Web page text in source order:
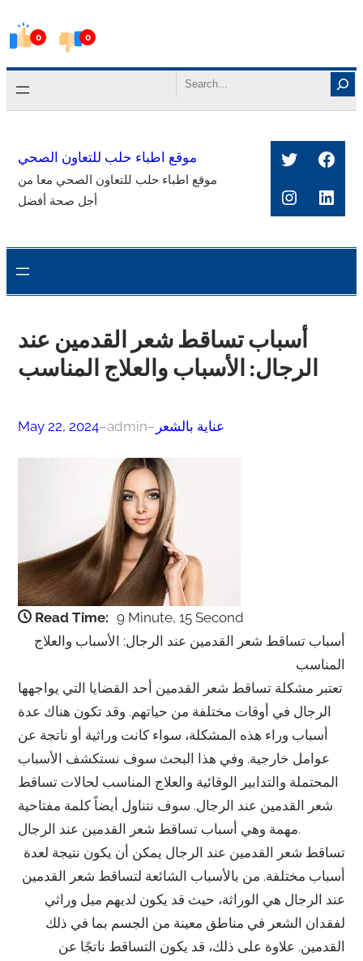
0 0
content
Search
موقع اطباء حلب للتعاون الصحي
موقع اطباء حلب للتعاون الصحي معا من
أجل صحة أفضل
Twitter
أسباب تساقط شعر القدمين عند
الرجال: الأسباب والعلاج المناسب
May 22, 2024–admin– عناية بالشعر
Read Time: 9 Minute, 15 Second
أسباب تساقط شعر القدمين عند الرجال: الأسباب والعلاج
المناسب
تعتبر مشكلة تساقط شعر القدمين أحد القضايا التي يواجهها
الرجال في أوقات مختلفة من حياتهم. وقد تكون هناك عدة
أسباب وراء هذه المشكلة، سواء كانت وراثية أو ناتجة عن
عوامل خارجية. وفي هذا البحث سوف نستكشف الأسباب
المحتملة والتدابير الوقائية والعلاج المناسب لحالات تساقط
شعر القدمين عند الرجال. سوف نتناول أيضاً كلمة مفتاحية
مهمة وهي أسباب تساقط شعر القدمين عند الرجال.
تساقط شعر القدمين عند الرجال يمكن أن يكون نتيجة لعدة
أسباب مختلفة. من بالأسباب الشائعة لتساقط شعر القدمين
عند الرجال هي الوراثة، حيث قد يكون لديهم ميل وراثي
لفقدان الشعر في مناطق معينة من الجسم بما في ذلك
القدمين. علاوة على ذلك، قد يكون التساقط ناتجًا عن